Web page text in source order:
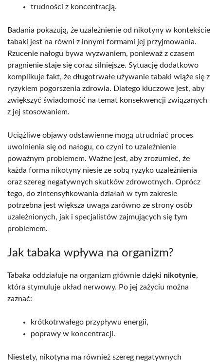
trudności z koncentracją.
Badania pokazują, że uzależnienie od nikotyny w kontekście
tabaki jest na równi z innymi formami jej przyjmowania.
Rzucenie nałogu bywa wyzwaniem, ponieważ z czasem
pragnienie staje się coraz silniejsze. Sytuację dodatkowo
komplikuje fakt, że długotrwałe używanie tabaki wiąże się z
ryzykiem pogorszenia zdrowia. Dlatego kluczowe jest, aby
zwiększyć świadomość na temat konsekwencji związanych
z jej stosowaniem.
Uciążliwe objawy odstawienne mogą utrudniać proces
uwolnienia się od nałogu, co czyni to uzależnienie
poważnym problemem. Ważne jest, aby zrozumieć, że
każda forma nikotyny niesie ze sobą ryzyko uzależnienia
oraz szereg negatywnych skutków zdrowotnych. Oprócz
tego, do zintensyfikowania działań w tym zakresie
potrzebna jest większa uwaga zarówno ze strony osób
uzależnionych, jak i specjalistów zajmujących się tym
problemem.
Jak tabaka wpływa na organizm?
Tabaka oddziałuje na organizm głównie dzięki nikotynie,
która stymuluje układ nerwowy. Po jej zażyciu można
zaznać:
krótkotrwałego przypływu energii,
poprawy w koncentracji.
Niestety, nikotyna ma również szereg negatywnych